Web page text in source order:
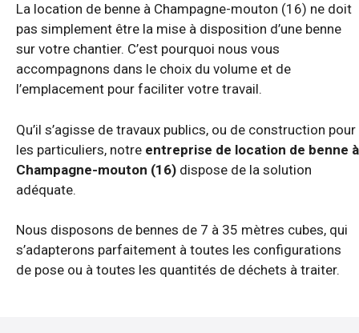
La location de benne à Champagne-mouton (16) ne doit
pas simplement être la mise à disposition d’une benne
sur votre chantier. C’est pourquoi nous vous
accompagnons dans le choix du volume et de
l’emplacement pour faciliter votre travail.
Qu’il s’agisse de travaux publics, ou de construction pour
les particuliers, notre entreprise de location de benne à
Champagne-mouton (16) dispose de la solution
adéquate.
Nous disposons de bennes de 7 à 35 mètres cubes, qui
s’adapterons parfaitement à toutes les configurations
de pose ou à toutes les quantités de déchets à traiter.